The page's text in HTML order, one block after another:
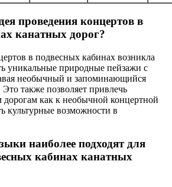
проведения концертов в
канатных дорог?
в подвесных кабинах возникла
уникальные природные пейзажи с
необычный и запоминающийся
также позволяет привлечь
как к необычной концертной
культурные возможности в
наиболее подходят для
кабинах канатных